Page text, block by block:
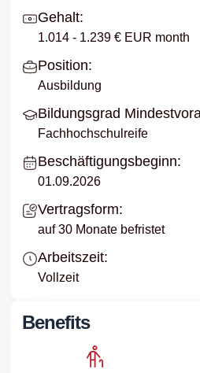
Gehalt:
1.014 - 1.239 € EUR month
Position:
Ausbildung
Bildungsgrad
Fachhochschulreife
Beschäftigungsbeginn:
01.09.2026
Vertragsform:
auf 30 Monate befristet
Arbeitszeit:
Vollzeit
Benefits